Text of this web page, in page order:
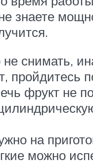
знаете
снимать,
пройдитесь
фрукт не
на
можно